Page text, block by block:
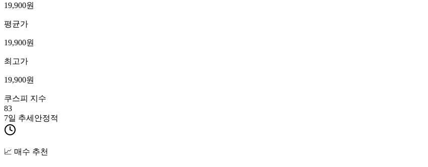
19,900원
평균가
19,900원
최고가
19,900원
쿠스피 지수
83
7일 추세 안정적
📈 매수 추천